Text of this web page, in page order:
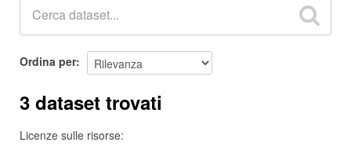
Ordina per
3 dataset trovati
Licenze sulle risorse: